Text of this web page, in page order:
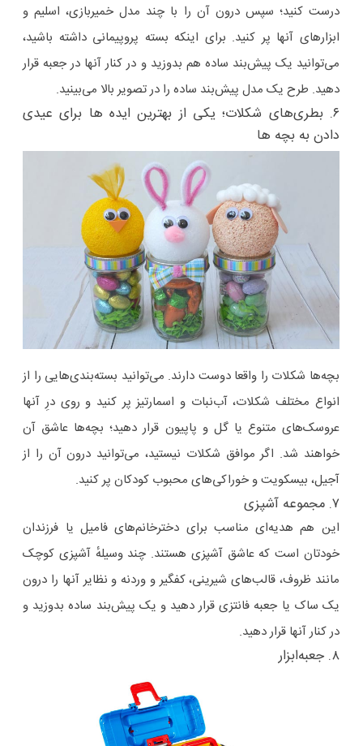
درست کنید؛ سپس درون آن را با چند مدل خمیربازی، اسلیم و
ابزارهای آنها پر کنید. برای اینکه بسته پروپیمانی داشته باشید،
می‌توانید یک پیش‌بند ساده هم بدوزید و در کنار آنها در جعبه قرار
دهید. طرح یک مدل پیش‌بند ساده را در تصویر بالا می‌بینید.
۶. بطری‌های شکلات؛ یکی از بهترین ایده ها برای عیدی
دادن به بچه ها
بچه‌ها شکلات را واقعا دوست دارند. می‌توانید بسته‌بندی‌هایی را از
انواع مختلف شکلات، آب‌نبات و اسمارتیز پر کنید و روی درِ آنها
عروسک‌های متنوع یا گل و پاپیون قرار دهید؛ بچه‌ها عاشق آن
خواهند شد. اگر موافق شکلات نیستید، می‌توانید درون آن را از
آجیل، بیسکویت و خوراکی‌های محبوب کودکان پر کنید.
۷. مجموعه آشپزی
این هم هدیه‌ای مناسب برای دخترخانم‌های فامیل یا فرزندان
خودتان است که عاشق آشپزی هستند. چند وسیلهٔ آشپزی کوچک
مانند ظروف، قالب‌های شیرینی، کفگیر و وردنه و نظایر آنها را درون
یک ساک یا جعبه فانتزی قرار دهید و یک پیش‌بند ساده بدوزید و
در کنار آنها قرار دهید.
۸. جعبه‌ابزار